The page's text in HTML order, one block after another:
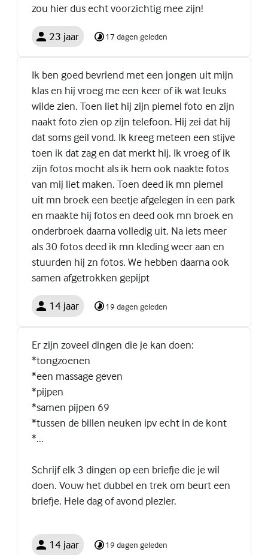
zou hier dus echt voorzichtig mee zijn!
23 jaar 17 dagen geleden
Ik ben goed bevriend met een jongen uit mijn
klas en hij vroeg me een keer of ik wat leuks
wilde zien. Toen liet hij zijn piemel foto en zijn
naakt foto zien op zijn telefoon. Hij zei dat hij
dat soms geil vond. Ik kreeg meteen een stijve
toen ik dat zag en dat merkt hij. Ik vroeg of ik
zijn fotos mocht als ik hem ook naakte fotos
van mij liet maken. Toen deed ik mn piemel
uit mn broek een beetje afgelegen in een park
en maakte hij fotos en deed ook mn broek en
onderbroek daarna volledig uit. Na iets meer
als 30 fotos deed ik mn kleding weer aan en
stuurden hij zn fotos. We hebben daarna ook
samen afgetrokken gepijpt
14 jaar 19 dagen geleden
Er zijn zoveel dingen die je kan doen:
*tongzoenen
*een massage geven
*pijpen
*samen pijpen 69
*tussen de billen neuken ipv echt in de kont
*...
Schrijf elk 3 dingen op een briefje die je wil
doen. Vouw het dubbel en trek om beurt een
briefje. Hele dag of avond plezier.
14 jaar 19 dagen geleden